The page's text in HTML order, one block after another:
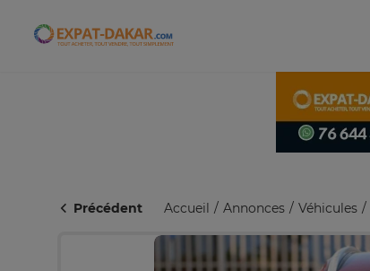
Expat-Dakar
Précédent Accueil Annonces Véhicules